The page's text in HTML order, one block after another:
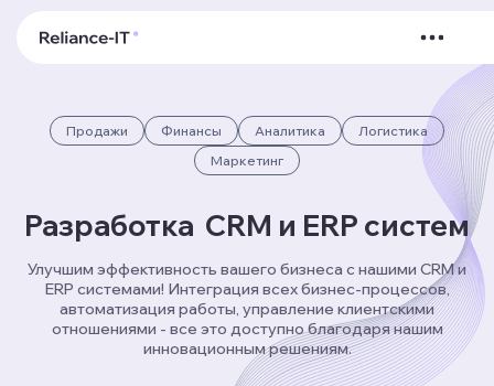
Продажи Финансы Аналитика
Логистика
Маркетинг
Разработка CRM и ERP систем
Улучшим эффективность вашего бизнеса с нашими CRM и
ERP системами! Интеграция всех бизнес-процессов,
автоматизация работы, управление клиентскими
отношениями - все это доступно благодаря нашим
инновационным решениям.